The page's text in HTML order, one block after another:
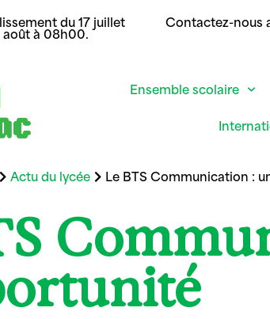
du 17 juillet
août à 08h00.
Contactez-nous
Ensemble scolaire
Actu du lycée Le BTS Communication :